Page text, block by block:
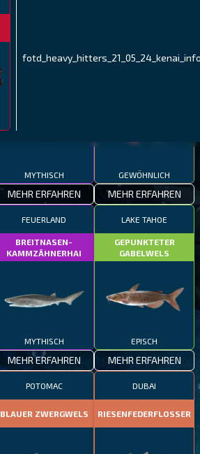
NÖRDLICHE FJORDE
ATLANTISCHER LENG
MYTHISCH
MEHR ERFAHREN
GALAPAGOS-INSELN
GEWÖHNLICH
MEHR ERFAHREN
FEUERLAND
BREITNASEN-
KAMMZÄHNERHAI
MYTHISCH
MEHR ERFAHREN
LAKE TAHOE
GEPUNKTETER
GABELWELS
EPISCH
MEHR ERFAHREN
POTOMAC
BLAUER ZWERGWELS
DUBAI
RIESENFEDERFLOSSER